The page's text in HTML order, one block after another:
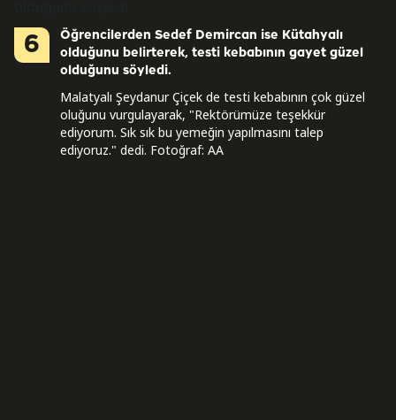
6
Öğrencilerden Sedef Demircan ise Kütahyalı
olduğunu belirterek, testi kebabının gayet güzel
olduğunu söyledi.
Malatyalı Şeydanur Çiçek de testi kebabının çok güzel
oluğunu vurgulayarak, "Rektörümüze teşekkür
ediyorum. Sık sık bu yemeğin yapılmasını talep
ediyoruz." dedi. Fotoğraf: AA